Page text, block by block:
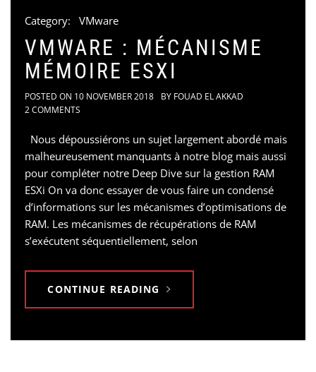
Category: VMware
VMWARE : MÉCANISME
MÉMOIRE ESXI
POSTED ON 10 NOVEMBER 2018 BY FOUAD EL AKKAD
2 COMMENTS
Nous dépoussiérons un sujet largement abordé mais
malheureusement manquants à notre blog mais aussi
pour compléter notre Deep Dive sur la gestion RAM
ESXi On va donc essayer de vous faire un condensé
d’informations sur les mécanismes d’optimisations de
RAM. Les mécanismes de récupérations de RAM
s’exécutent séquentiellement, selon
CONTINUE READING